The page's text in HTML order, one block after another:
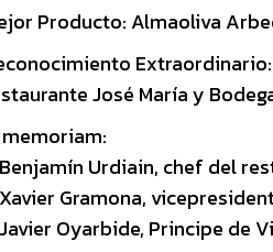
Producto: Almaoliva
José María y
memoriam:
Urdiain, chef del
Gramona,
Oyarbide, Principe de